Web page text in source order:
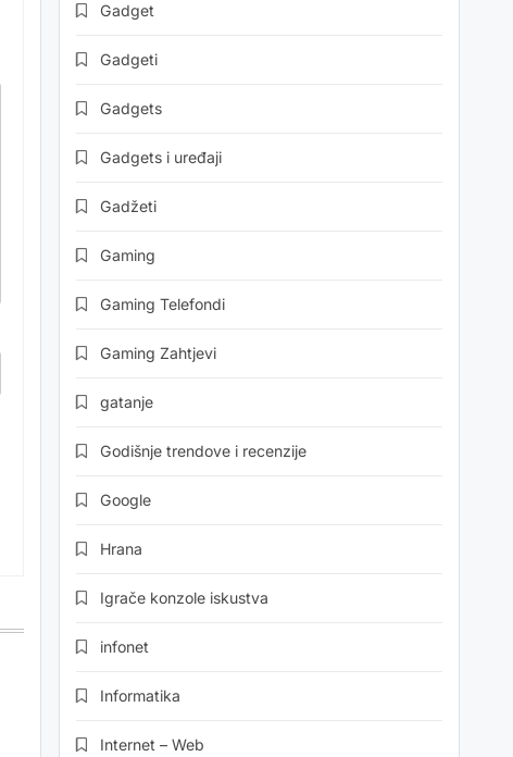
Gadget
Gadgeti
Gadgets
Gadgets i uređaji
Gadžeti
Gaming
Gaming Telefondi
Gaming Zahtjevi
gatanje
Godišnje trendove i recenzije
Google
Hrana
Igrače konzole iskustva
infonet
Informatika
Internet – Web